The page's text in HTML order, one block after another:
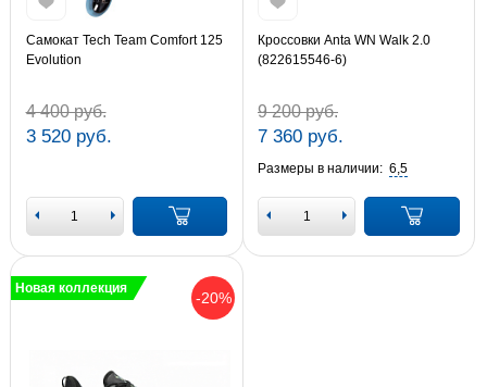
Самокат Tech Team Comfort 125
Evolution
4 400 руб.
3 520 руб.
Кроссовки Anta WN Walk 2.0
(822615546-6)
9 200 руб.
7 360 руб.
Размеры в наличии: 6,5
-20%
Новая коллекция